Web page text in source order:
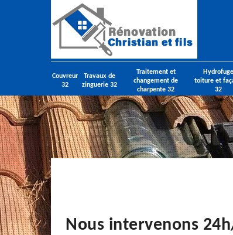
Couvreur
32
Travaux de
zinguerie 32
Traitement et
changement de
charpente 32
Hydrofuge
toiture et
32
Nous intervenons